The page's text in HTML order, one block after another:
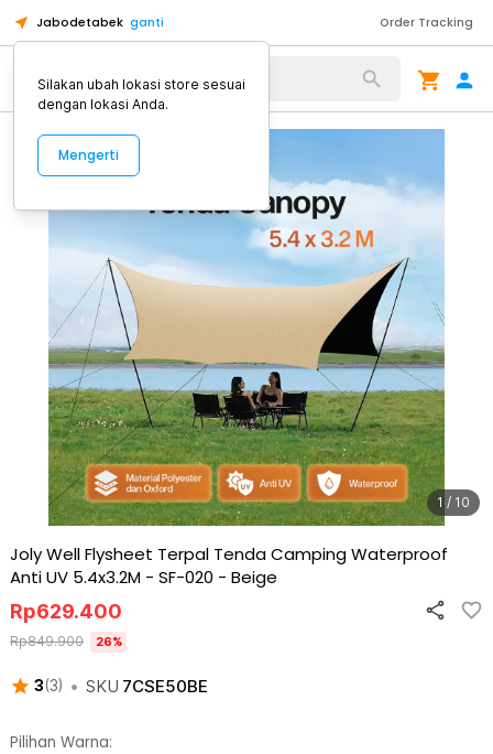
Jabodetabek ganti Order Tracking
Alat Kopi
1 / 10
Joly Well Flysheet Terpal Tenda Camping Waterproof
Anti UV 5.4x3.2M - SF-020 - Beige
3(3) • SKU 7CSE50BE
Rp629.400
Rp849.900 26%
Pilihan Warna:
Silakan ubah lokasi store sesuai
dengan lokasi Anda.
Mengerti